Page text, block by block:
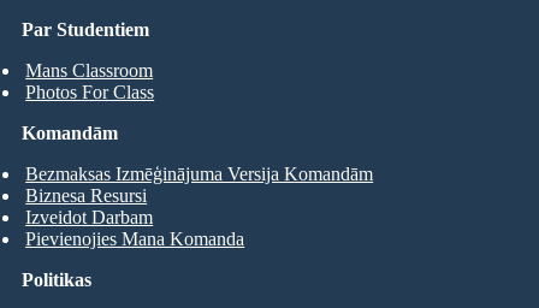
Par Studentiem
Mans Classroom
Photos For Class
Komandām
Bezmaksas Izmēģinājuma Versija Komandām
Biznesa Resursi
Izveidot Darbam
Pievienojies Mana Komanda
Politikas